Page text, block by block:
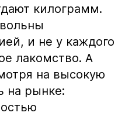
килограмм.
и не у каждого
лакомство. А
на высокую
на рынке: